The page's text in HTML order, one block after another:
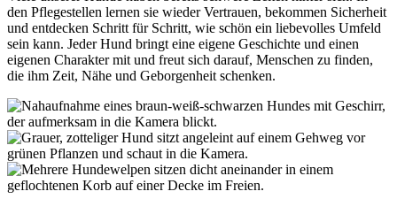
den Pflegestellen lernen sie wieder Vertrauen, bekommen Sicherheit
und entdecken Schritt für Schritt, wie schön ein liebevolles Umfeld
sein kann. Jeder Hund bringt eine eigene Geschichte und einen
eigenen Charakter mit und freut sich darauf, Menschen zu finden,
die ihm Zeit, Nähe und Geborgenheit schenken.